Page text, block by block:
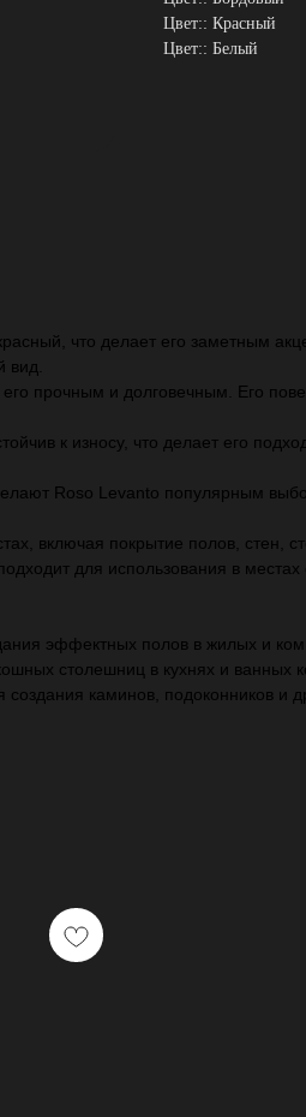
Цвет:: Красный
Цвет:: Белый
что делает его заметным
вид.
прочным и долговечным. Его
к износу, что делает его
Roso Levanto популярным
включая покрытие полов, стен,
для использования в
эффектных полов в жилых и
столешниц в кухнях и ванных
каминов, подоконников и